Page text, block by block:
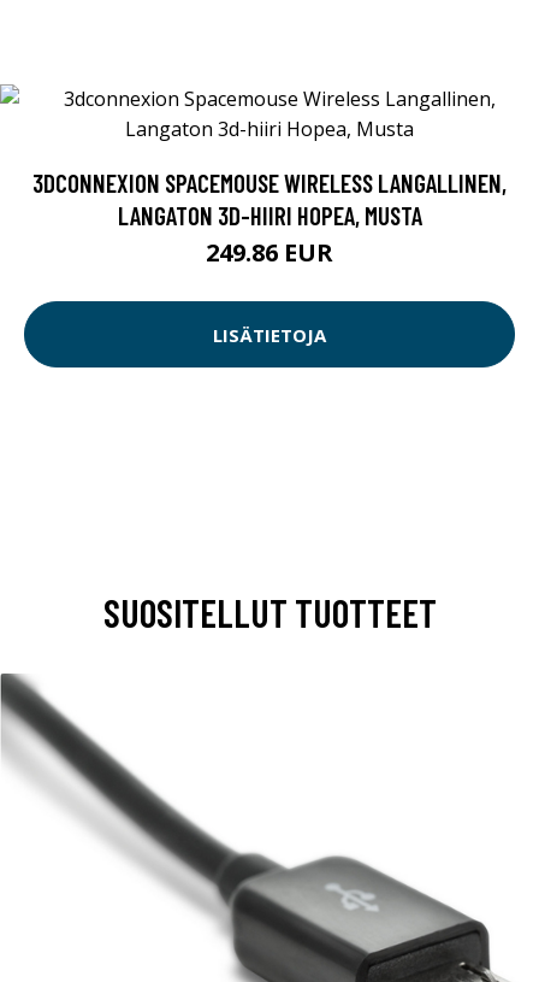
3DCONNEXION SPACEMOUSE WIRELESS LANGALLINEN,
LANGATON 3D-HIIRI HOPEA, MUSTA
249.86 EUR
LISÄTIETOJA
SUOSITELLUT TUOTTEET